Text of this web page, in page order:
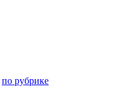
по рубрике